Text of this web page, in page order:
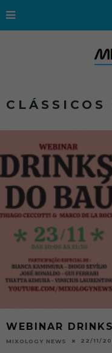
CLÁSSICOS
WEBINAR
MIXOLOGY NEWS 22/11/